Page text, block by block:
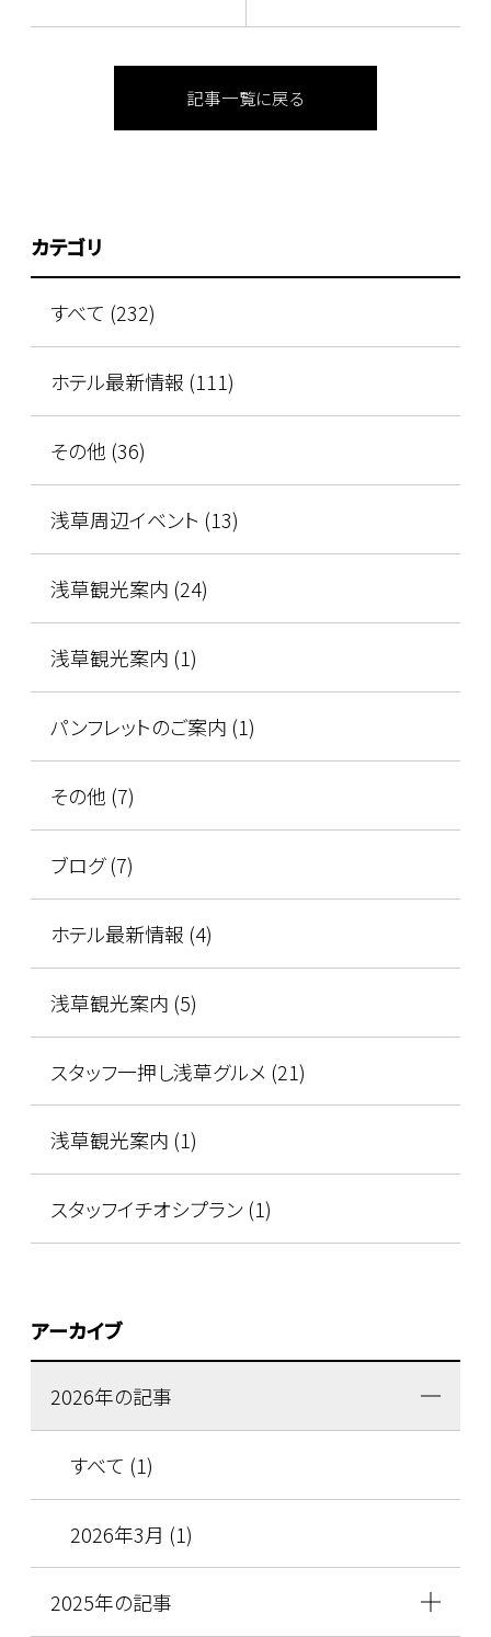
記事一覧に戻る
カテゴリ
すべて (232)
ホテル最新情報 (111)
その他 (36)
浅草周辺イベント (13)
浅草観光案内 (24)
浅草観光案内 (1)
パンフレットのご案内 (1)
その他 (7)
ブログ (7)
ホテル最新情報 (4)
浅草観光案内 (5)
スタッフ一押し浅草グルメ (21)
浅草観光案内 (1)
スタッフイチオシプラン (1)
アーカイブ
2026年の記事
すべて (1)
2026年3月 (1)
2025年の記事